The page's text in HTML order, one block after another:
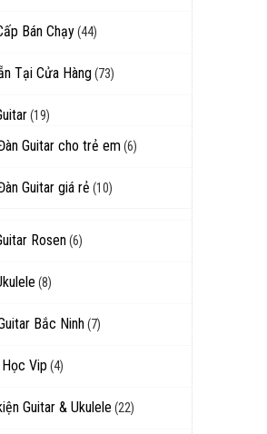
Bán Chạy(44)
Tại Cửa Hàng(73)
(19)
Guitar cho trẻ em(6)
Guitar giá rẻ (10)
Rosen (6)
(8)
Bắc Ninh (7)
Vip (4)
Guitar & Ukulele (22)